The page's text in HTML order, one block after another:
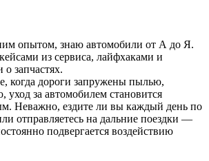
опытом, знаю автомобили от А до Я.
из сервиса, лайфхаками и
запчастях.
когда дороги запружены пылью,
уход за автомобилем становится
Неважно, ездите ли вы каждый день по
отправляетесь на дальние поездки —
подвергается воздействию